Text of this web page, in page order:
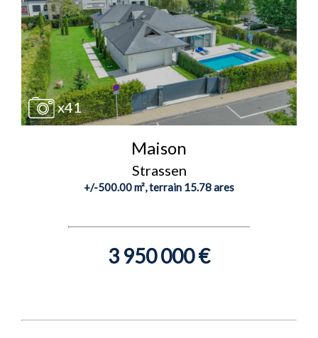
x41
Maison
Strassen
+/-500.00 m², terrain 15.78 ares
3 950 000 €